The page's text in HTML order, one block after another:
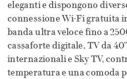
eleganti e dispongono
connessione Wi-Fi gratuita
banda ultra veloce fino a
cassaforte digitale, TV da
internazionali e Sky TV,
temperatura e una comoda